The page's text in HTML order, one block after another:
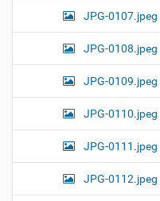
JPG-0107.jpeg
JPG-0108.jpeg
JPG-0109.jpeg
JPG-0110.jpeg
JPG-0111.jpeg
JPG-0112.jpeg